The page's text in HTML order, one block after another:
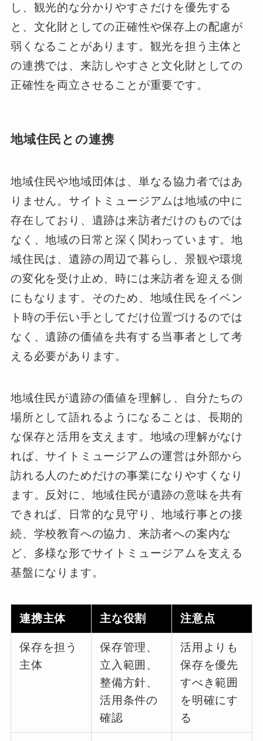
し、観光的な分かりやすさだけを優先する
と、文化財としての正確性や保存上の配慮が
弱くなることがあります。観光を担う主体と
の連携では、来訪しやすさと文化財としての
正確性を両立させることが重要です。
地域住民との連携
地域住民や地域団体は、単なる協力者ではあ
りません。サイトミュージアムは地域の中に
存在しており、遺跡は来訪者だけのものでは
なく、地域の日常と深く関わっています。地
域住民は、遺跡の周辺で暮らし、景観や環境
の変化を受け止め、時には来訪者を迎える側
にもなります。そのため、地域住民をイベン
ト時の手伝い手としてだけ位置づけるのでは
なく、遺跡の価値を共有する当事者として考
える必要があります。
地域住民が遺跡の価値を理解し、自分たちの
場所として語れるようになることは、長期的
な保存と活用を支えます。地域の理解がなけ
れば、サイトミュージアムの運営は外部から
訪れる人のためだけの事業になりやすくなり
ます。反対に、地域住民が遺跡の意味を共有
できれば、日常的な見守り、地域行事との接
続、学校教育への協力、来訪者への案内な
ど、多様な形でサイトミュージアムを支える
基盤になります。
連携主体 主な役割 注意点
保存を担う
主体
保存管理、
立入範囲、
整備方針、
活用条件の
確認
活用よりも
保存を優先
すべき範囲
を明確にす
る